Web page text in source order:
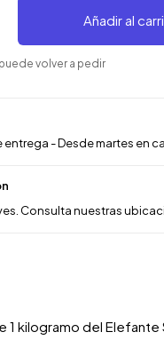
Añadir al
volver a pedir
entrega - Desde martes en
Consulta nuestras
1 kilogramo del Elefante